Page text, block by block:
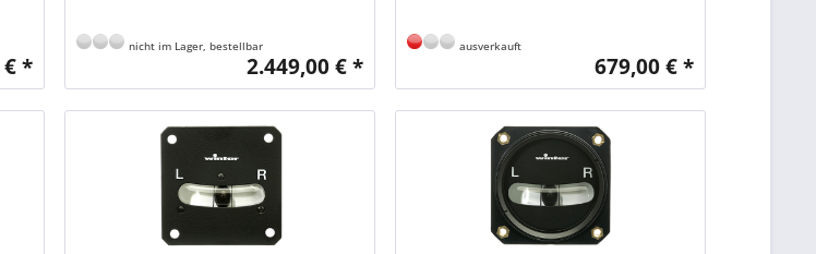
€ *
nicht im Lager, bestellbar
2.449,00 € *
ausverkauft
679,00 € *